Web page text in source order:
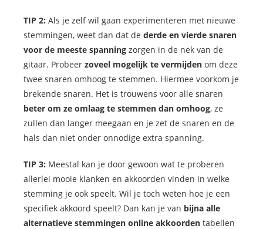
TIP 2: Als je zelf wil gaan experimenteren met nieuwe
stemmingen, weet dan dat de derde en vierde snaren
voor de meeste spanning zorgen in de nek van de
gitaar. Probeer zoveel mogelijk te vermijden om deze
twee snaren omhoog te stemmen. Hiermee voorkom je
brekende snaren. Het is trouwens voor alle snaren
beter om ze omlaag te stemmen dan omhoog, ze
zullen dan langer meegaan en je zet de snaren en de
hals dan niet onder onnodige extra spanning.
TIP 3: Meestal kan je door gewoon wat te proberen
allerlei mooie klanken en akkoorden vinden in welke
stemming je ook speelt. Wil je toch weten hoe je een
specifiek akkoord speelt? Dan kan je van bijna alle
alternatieve stemmingen online akkoorden tabellen